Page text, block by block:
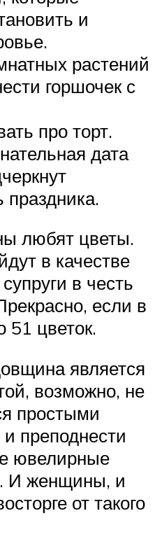
и
растений
горшочек с
про торт.
дата
праздника.
любят цветы.
в качестве
в честь
если в
51 цветок.
является
возможно, не
простыми
преподнести
ювелирные
И женщины, и
от такого